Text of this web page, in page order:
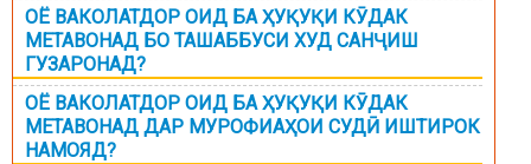
ОЁ ВАКОЛАТДОР ОИД БА ҲУҚУҚИ КӮДАК
МЕТАВОНАД БО ТАШАББУСИ ХУД САНҶИШ
ГУЗАРОНАД?
ОЁ ВАКОЛАТДОР ОИД БА ҲУҚУҚИ КӮДАК
МЕТАВОНАД ДАР МУРОФИАҲОИ СУДӢ ИШТИРОК
НАМОЯД?